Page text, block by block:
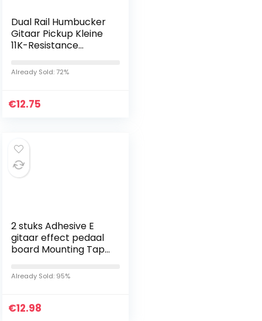
Dual Rail Humbucker
Gitaar Pickup Kleine
11K-Resistance
Pickup met
Schroeven en Veren
Already Sold: 72%
€12.75
2 stuks Adhesive E
gitaar effect pedaal
board Mounting Tape
Already Sold: 95%
€12.98